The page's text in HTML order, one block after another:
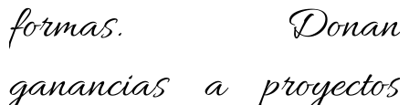
formas. Donan
ganancias a proyectos